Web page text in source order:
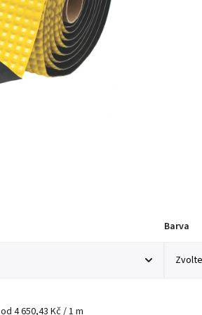
od 4 650,43 Kč / 1 m
Barva